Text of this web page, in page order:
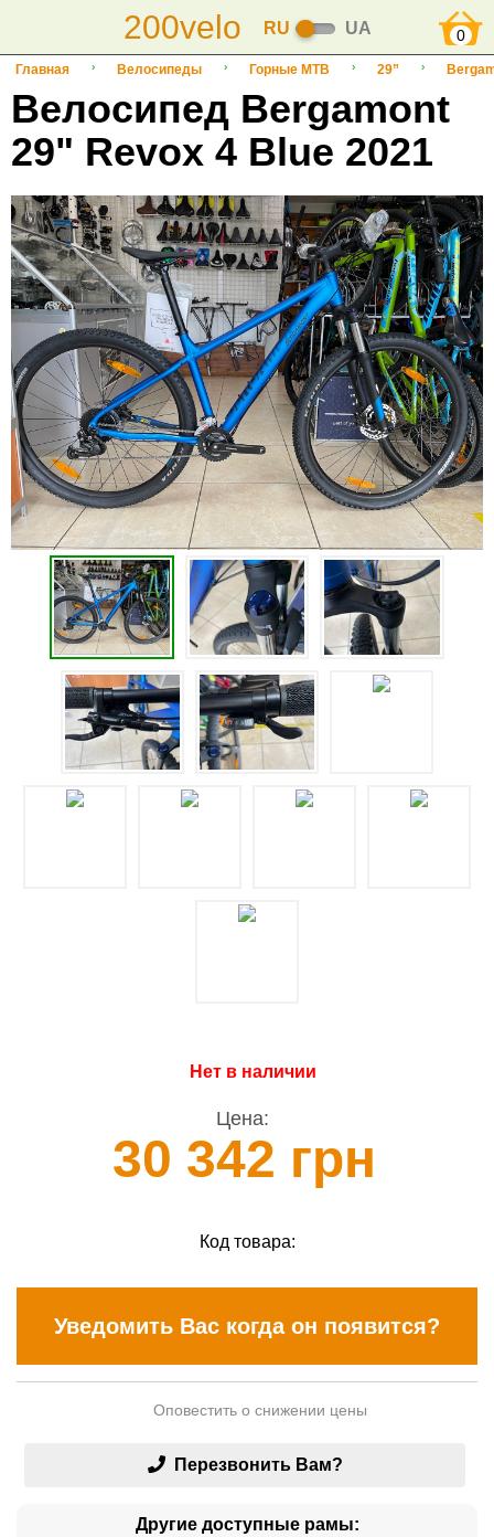
200velo RU UA 0
Главная Велосипеды Горные MTB 29”
Велосипед Bergamont
29" Revox 4 Blue 2021
Нет в наличии
Цена:
30 342 грн
Код товара:
Уведомить Вас когда он появится?
Оповестить о снижении цены
Перезвонить Вам?
Другие доступные рамы: